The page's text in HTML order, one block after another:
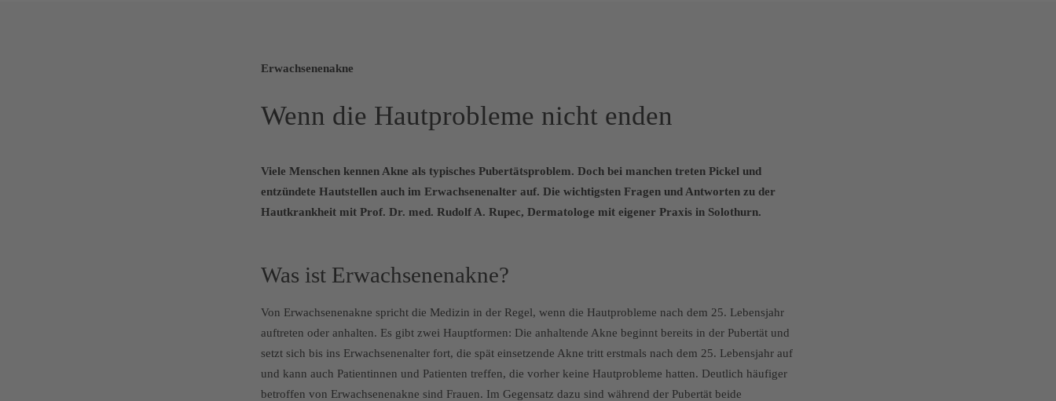
Erwachsenenakne
Wenn die Hautprobleme nicht enden
Viele Menschen kennen Akne als typisches Pubertätsproblem. Doch bei manchen treten Pickel und
entzündete Hautstellen auch im Erwachsenenalter auf. Die wichtigsten Fragen und Antworten zu der
Hautkrankheit mit Prof. Dr. med. Rudolf A. Rupec, Dermatologe mit eigener Praxis in Solothurn.
Was ist Erwachsenenakne?
Von Erwachsenenakne spricht die Medizin in der Regel, wenn die Hautprobleme nach dem 25. Lebensjahr
auftreten oder anhalten. Es gibt zwei Hauptformen: Die anhaltende Akne beginnt bereits in der Pubertät und
setzt sich bis ins Erwachsenenalter fort, die spät einsetzende Akne tritt erstmals nach dem 25. Lebensjahr auf
und kann auch Patientinnen und Patienten treffen, die vorher keine Hautprobleme hatten. Deutlich häufiger
betroffen von Erwachsenenakne sind Frauen. Im Gegensatz dazu sind während der Pubertät beide